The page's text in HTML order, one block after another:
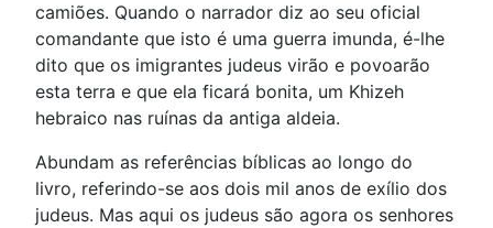
camiões. Quando o narrador diz ao seu oficial
comandante que isto é uma guerra imunda, é-lhe
dito que os imigrantes judeus virão e povoarão
esta terra e que ela ficará bonita, um Khizeh
hebraico nas ruínas da antiga aldeia.
Abundam as referências bíblicas ao longo do
livro, referindo-se aos dois mil anos de exílio dos
judeus. Mas aqui os judeus são agora os senhores